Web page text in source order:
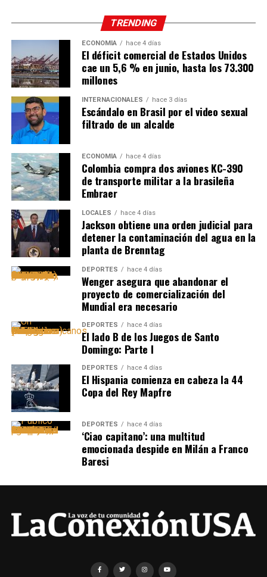
TRENDING
ECONOMÍA hace 4 días
El déficit comercial de Estados Unidos
cae un 5,6 % en junio, hasta los 73.300
millones
INTERNACIONALES hace 3 días
Escándalo en Brasil por el video sexual
filtrado de un alcalde
ECONOMÍA hace 4 días
Colombia compra dos aviones KC-390
de transporte militar a la brasileña
Embraer
LOCALES hace 4 días
Jackson obtiene una orden judicial para
detener la contaminación del agua en la
planta de Brenntag
DEPORTES hace 4 días
Wenger asegura que abandonar el
proyecto de comercialización del
Mundial era necesario
DEPORTES hace 4 días
El lado B de los Juegos de Santo
Domingo: Parte I
DEPORTES hace 4 días
El Hispania comienza en cabeza la 44
Copa del Rey Mapfre
DEPORTES hace 4 días
‘Ciao capitano’: una multitud
emocionada despide en Milán a Franco
Baresi